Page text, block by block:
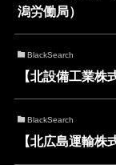
潟労働局）
BlackSearch
【北設備工業株
BlackSearch
【北広島運輸株